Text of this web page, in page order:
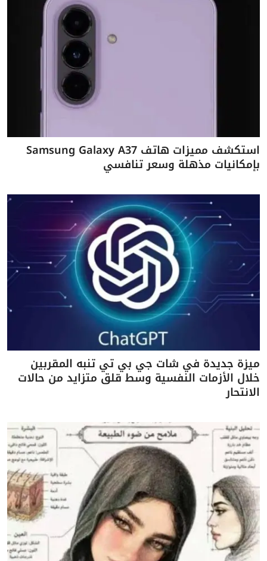
استكشف مميزات هاتف Samsung Galaxy A37
بإمكانيات مذهلة وسعر تنافسي
ميزة جديدة في شات جي بي تي تنبه المقربين
خلال الأزمات النفسية وسط قلق متزايد من حالات
الانتحار